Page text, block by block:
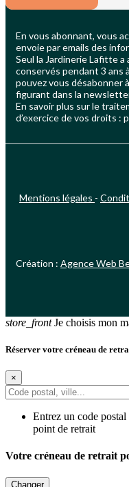
En vous abonnant, vous
envoie par emails des
Seul la Jardinerie Lafitte
conservés pendant 3 ans
pouvez vous désabonner
figurant dans la
En savoir plus sur le
d’exercice de vos droits
Mentions légales -
Création : Agence Web
store_front Je choisis mon
Réserver votre créneau de
×
Entrez un code
point de retrait
Votre créneau de retrait
Changer